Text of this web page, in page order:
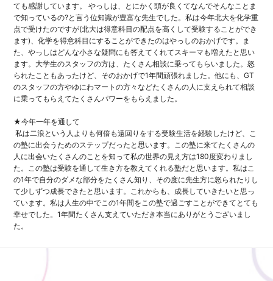
ても感謝しています。 やっしは、
とにかく頭が良くてなんでそんなことま
で知っているの?と言う位知識が豊富な先生でした。私は今年北大を化学重
点で受けたのですが(北大は得意科目の配点を高くして受験することができ
ます)、化学を得意科目にすることができたのはやっしのおかげです。
ま
た、やっしはどんな小さな疑問にも答えてくれてスキーマも増えたと思い
ます。大学生のスタッフの方は、たくさん相談に乗ってもらいました。怒
られたこともあったけど、 そのおかげで1年間頑張れました。他にも、GT
のスタッフの方やゆにわマートの方々などたくさんの人に支え られて相談
に乗ってもらえてたくさんパワーをもらえました。
★今年一年を通して
私は二浪という人よりも何倍も遠回りをする受験生活を経験したけ ど、こ
の塾に出会うためのステップだったと思います。 この塾に来てたくさんの
人に出会いたくさんのことを知って私の世界の見え方は180度変わりまし
た。 この塾は受験を通して生き方を教えてくれる塾だと思います。私はこ
の1年で自分のダメな部分をたくさん知り、 その度に先生方に怒られたりし
て少しずつ成長できたと思います。 これからも、成長していきたいと思っ
ています。私は人生の中でこの1年間をこの塾で過ごすことができてとても
幸せでした。1年間たくさん支えていただき本当にありがとうございまし
た。